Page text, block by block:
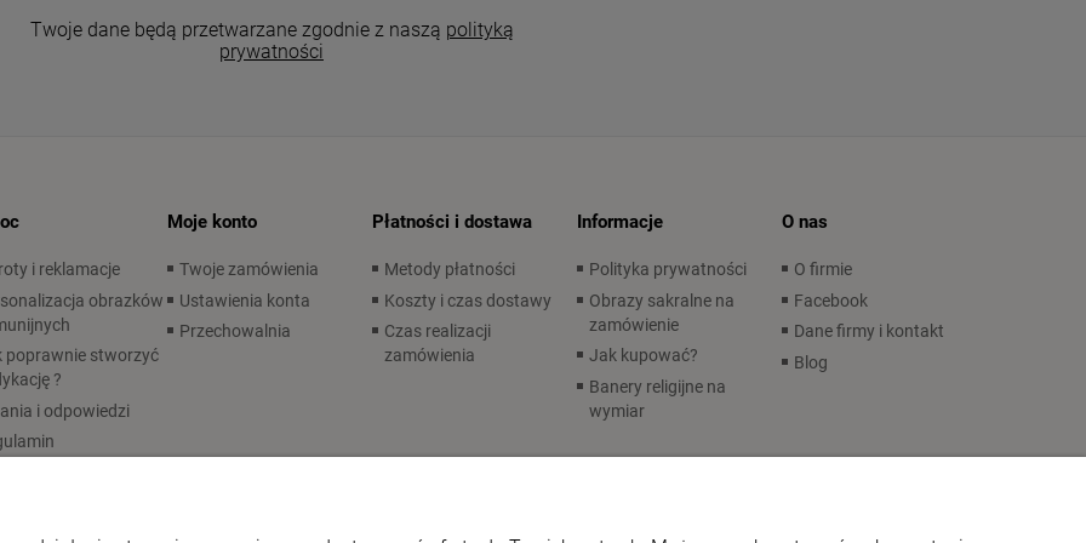
Twoje dane będą przetwarzane zgodnie z naszą polityką
prywatności
i reklamacje
obrazków
poprawnie stworzyć
?
i odpowiedzi
Moje konto
Twoje zamówienia
Ustawienia konta
Przechowalnia
Płatności i dostawa
Metody płatności
Koszty i czas dostawy
Czas realizacji
zamówienia
Informacje
Polityka prywatności
Obrazy sakralne na
zamówienie
Jak kupować?
Banery religijne na
wymiar
O nas
O firmie
Facebook
Dane firmy i kontakt
Blog